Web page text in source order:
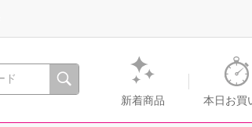
を。通販・テレビショッピングのショップチャンネル
新着商品 本日お買